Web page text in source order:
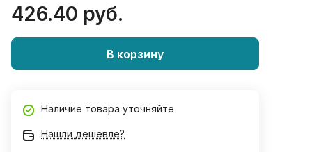
426.40 руб.
В корзину
Наличие товара уточняйте
Нашли дешевле?